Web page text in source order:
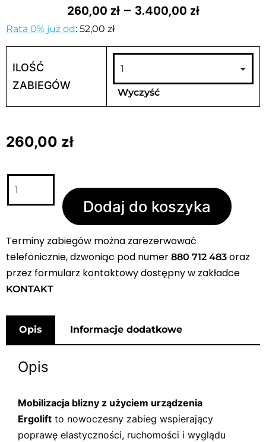
260,00 zł – 3.400,00 zł
Rata 0% już od: 52,00 zł
ILOŚĆ
ZABIEGÓW
Wyczyść
260,00 zł
Dodaj do koszyka
Terminy zabiegów można zarezerwować
telefonicznie, dzwoniąc pod numer 880 712 483 oraz
przez formularz kontaktowy dostępny w zakładce
KONTAKT
Opis Informacje dodatkowe
Opis
Mobilizacja blizny z użyciem urządzenia
Ergolift to nowoczesny zabieg wspierający
poprawę elastyczności, ruchomości i wyglądu